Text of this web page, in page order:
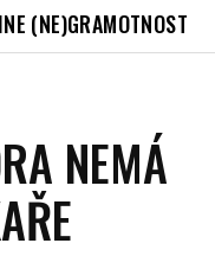
(NE)GRAMOTNOST
NEMÁ